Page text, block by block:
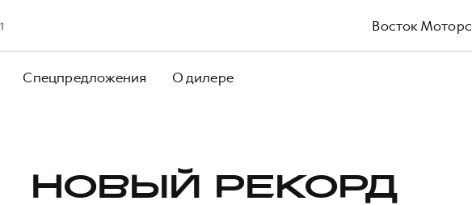
Восток Моторс
Спецпредложения О дилере
НОВЫЙ РЕКОРД